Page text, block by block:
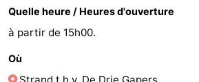
Occidentale
-
Bruges
Gand
-
Quelle heure / Heures d'ouverture
à partir de 15h00.
Où